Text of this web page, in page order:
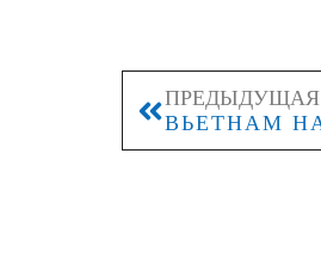
ПРЕДЫДУЩАЯ